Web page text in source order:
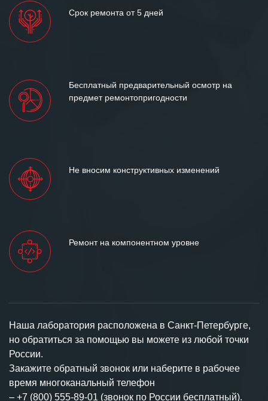
Срок ремонта от 5 дней
Бесплатный предварительный осмотр на
предмет ремонтопригодности
Не вносим конструктивных изменений
Ремонт на компонентном уровне
Наша лаборатория расположена в Санкт-Петербурге,
но обратиться за помощью вы можете из любой точки
России.
Закажите обратный звонок или наберите в рабочее
время многоканальный телефон
– +7 (800) 555-89-01 (звонок по России бесплатный).